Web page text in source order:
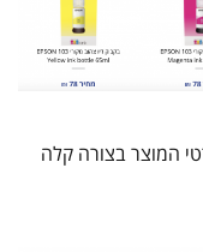
המוצר בצורה קלה